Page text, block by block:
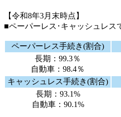
【令和8年3月末時点】
■ペーパーレス･キャッシュレ
ペーパーレス手続き(割合)
長期：99.3％
自動車：98.4％
キャッシュレス手続き(割合)
長期：93.1%
自動車：90.1%